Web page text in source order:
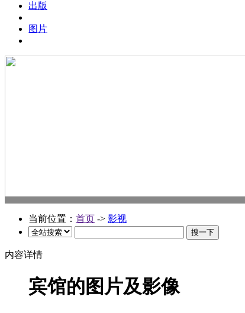
出版
图片
当前位置： 首页 -> 影视
内容详情
宾馆的图片及影像